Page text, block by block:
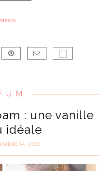
: une vanille
idéale
14, 2025